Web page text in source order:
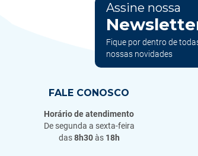
Assine nossa
Fique por dentro de
nossas novidades
FALE CONOSCO
Horário de atendimento
De segunda a sexta-feira
das8h30às 18h